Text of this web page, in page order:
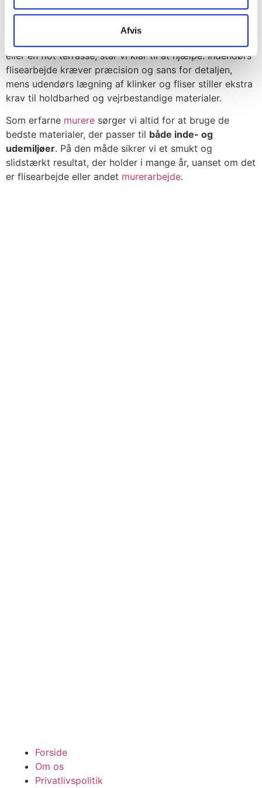
Afvis
udendørs flisearbejde samtmurerarbejde i Horsens,
Hedensted, Vejle eller omegn.
eller en flot terrasse, står vi klar til at hjælpe. Indendørs
flisearbejde kræver præcision og sans for detaljen,
mens udendørs lægning af klinker og fliser stiller ekstra
krav til holdbarhed og vejrbestandige materialer.
Som erfarne murere sørger vi altid for at bruge de
bedste materialer, der passer til både inde- og
udemiljøer. På den måde sikrer vi et smukt og
slidstærkt resultat, der holder i mange år, uanset om det
er flisearbejde eller andet murerarbejde.
Forside
Om os
Privatlivspolitik